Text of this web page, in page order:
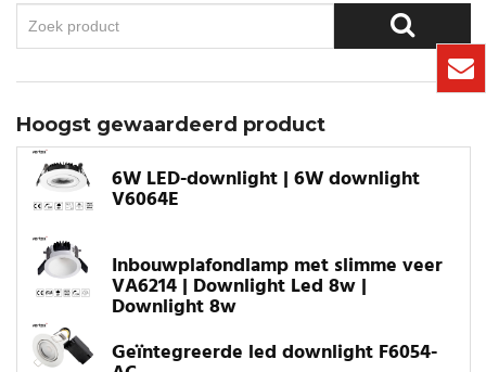
Hoogst gewaardeerd product
6W LED-downlight | 6W downlight
V6064E
Inbouwplafondlamp met slimme veer
VA6214 | Downlight Led 8w |
Downlight 8w
Geïntegreerde led downlight F6054-